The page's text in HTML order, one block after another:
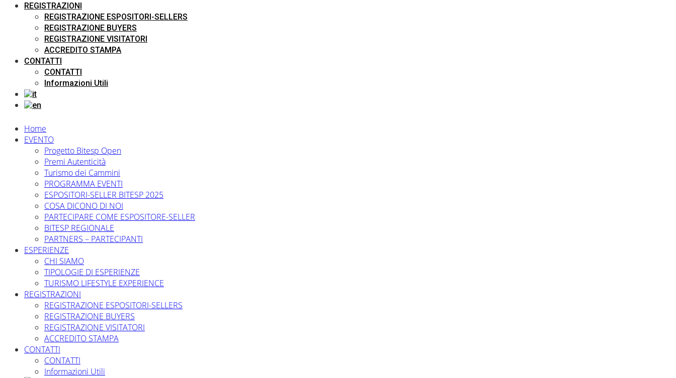
REGISTRAZIONI
REGISTRAZIONE ESPOSITORI-SELLERS
REGISTRAZIONE BUYERS
REGISTRAZIONE VISITATORI
ACCREDITO STAMPA
CONTATTI
CONTATTI
Informazioni Utili
Home
EVENTO
Progetto Bitesp Open
Premi Autenticità
Turismo dei Cammini
PROGRAMMA EVENTI
ESPOSITORI-SELLER BITESP 2025
COSA DICONO DI NOI
PARTECIPARE COME ESPOSITORE-SELLER
BITESP REGIONALE
PARTNERS – PARTECIPANTI
ESPERIENZE
CHI SIAMO
TIPOLOGIE DI ESPERIENZE
TURISMO LIFESTYLE EXPERIENCE
REGISTRAZIONI
REGISTRAZIONE ESPOSITORI-SELLERS
REGISTRAZIONE BUYERS
REGISTRAZIONE VISITATORI
ACCREDITO STAMPA
CONTATTI
CONTATTI
Informazioni Utili